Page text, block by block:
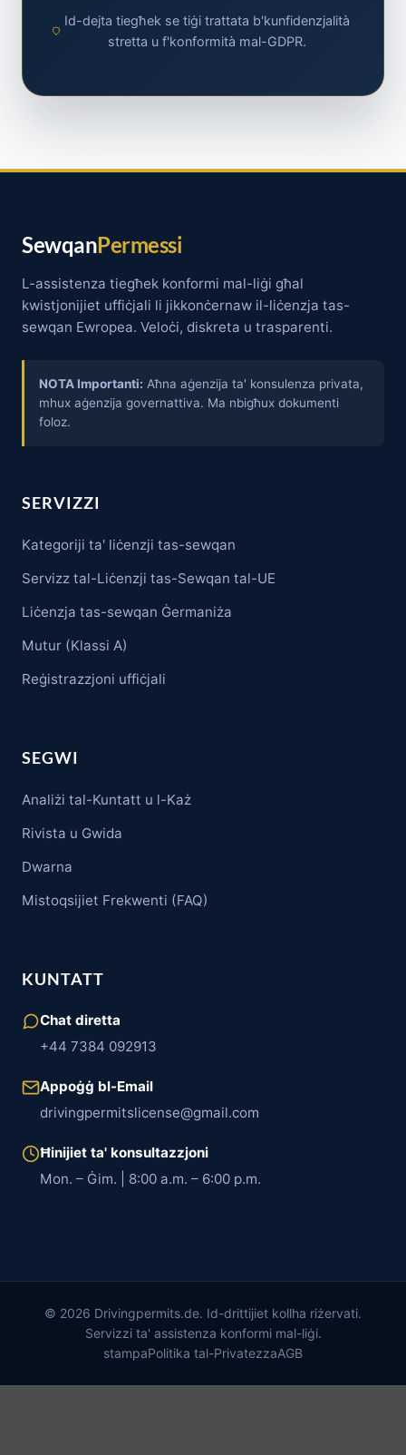
Id-dejta tiegħek se tiġi trattata b'kunfidenzjalità
stretta u f'konformità mal-GDPR.
SewqanPermessi
L-assistenza tiegħek konformi mal-liġi għal
kwistjonijiet uffiċjali li jikkonċernaw il-liċenzja tas-
sewqan Ewropea. Veloċi, diskreta u trasparenti.
NOTA Importanti: Aħna aġenzija ta' konsulenza privata,
mhux aġenzija governattiva. Ma nbigħux dokumenti
foloz.
SERVIZZI
Kategoriji ta' liċenzji tas-sewqan
Servizz tal-Liċenzji tas-Sewqan tal-UE
Liċenzja tas-sewqan Ġermaniża
Mutur (Klassi A)
Reġistrazzjoni uffiċjali
SEGWI
Analiżi tal-Kuntatt u l-Każ
Rivista u Gwida
Dwarna
Mistoqsijiet Frekwenti (FAQ)
KUNTATT
Chat diretta
+44 7384 092913
Appoġġ bl-Email
drivingpermitslicense@gmail.com
Ħinijiet ta' konsultazzjoni
Mon. – Ġim. | 8:00 a.m. – 6:00 p.m.
© 2026 Drivingpermits.de. Id-drittijiet kollha riżervati.
Servizzi ta' assistenza konformi mal-liġi.
stampaPolitika tal-PrivatezzaAGB